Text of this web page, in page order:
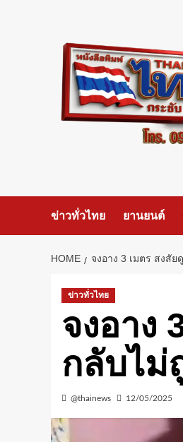
ข่าวทั่วไทย ยานยนต์
HOME จงอาง 3 เมตร สงสั
ข่าวทั่วไทย
จงอาง
กลับไม่
@thainews 12/05/2025